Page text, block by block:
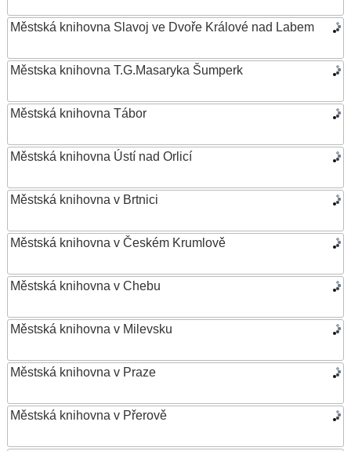
Městská knihovna Slavoj ve Dvoře Králové nad Labem
Městska knihovna T.G.Masaryka Šumperk
Městská knihovna Tábor
Městská knihovna Ústí nad Orlicí
Městská knihovna v Brtnici
Městská knihovna v Českém Krumlově
Městská knihovna v Chebu
Městská knihovna v Milevsku
Městská knihovna v Praze
Městská knihovna v Přerově